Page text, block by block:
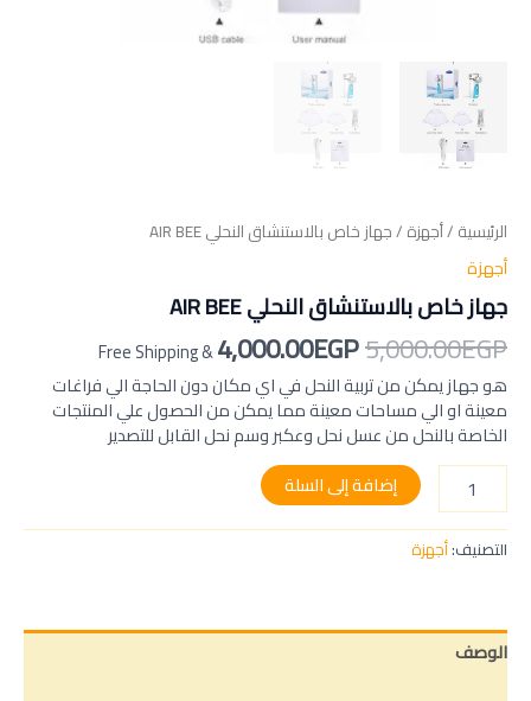
الرئيسية /أجهزة / جهاز خاص بالاستنشاق النحلي AIR BEE
أجهزة
جهاز خاص بالاستنشاق النحلي AIR BEE
5,000.00EGP
4,000.00EGP
& Free Shipping
هو جهاز يمكن من تربية النحل في اي مكان دون الحاجة الي فراغات
معينة او الي مساحات معينة مما يمكن من الحصول علي المنتجات
الخاصة بالنحل من عسل نحل وعكبر وسم نحل القابل للتصدير
إضافة إلى السلة
التصنيف:أجهزة
الوصف